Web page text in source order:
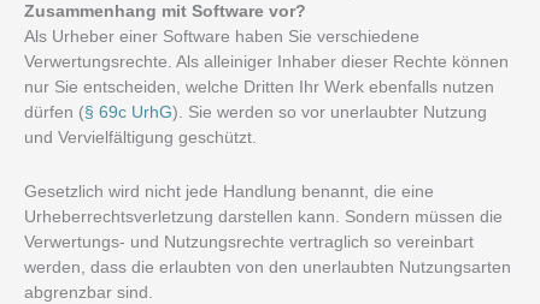
Zusammenhang mit Software vor?
Als Urheber einer Software haben Sie verschiedene
Verwertungsrechte. Als alleiniger Inhaber dieser Rechte können
nur Sie entscheiden, welche Dritten Ihr Werk ebenfalls nutzen
dürfen (§ 69c UrhG). Sie werden so vor unerlaubter Nutzung
und Vervielfältigung geschützt.
Gesetzlich wird nicht jede Handlung benannt, die eine
Urheberrechtsverletzung darstellen kann. Sondern müssen die
Verwertungs- und Nutzungsrechte vertraglich so vereinbart
werden, dass die erlaubten von den unerlaubten Nutzungsarten
abgrenzbar sind.